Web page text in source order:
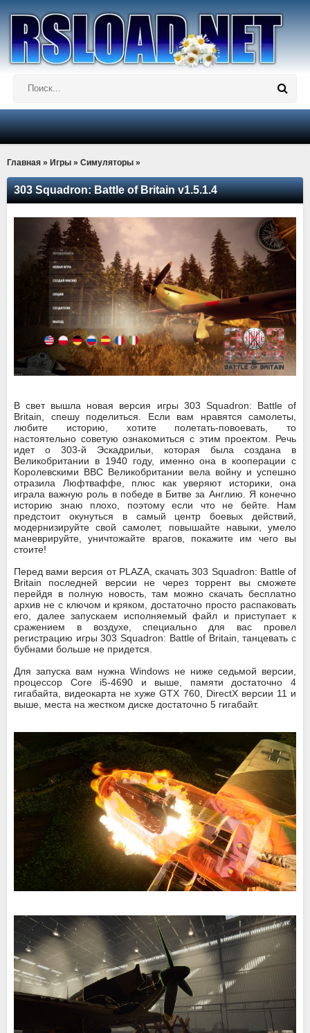
Главная » Игры » Симуляторы »
303 Squadron: Battle of Britain v1.5.1.4
В свет вышла новая версия игры 303 Squadron: Battle of
Britain, спешу поделиться. Если вам нравятся самолеты,
любите историю, хотите полетать-повоевать, то
настоятельно советую ознакомиться с этим проектом. Речь
идет о 303-й Эскадрильи, которая была создана в
Великобритании в 1940 году, именно она в кооперации с
Королевскими ВВС Великобритании вела войну и успешно
отразила Люфтваффе, плюс как уверяют историки, она
играла важную роль в победе в Битве за Англию. Я конечно
историю знаю плохо, поэтому если что не бейте. Нам
предстоит окунуться в самый центр боевых действий,
модернизируйте свой самолет, повышайте навыки, умело
маневрируйте, уничтожайте врагов, покажите им чего вы
стоите!
Перед вами версия от PLAZA, скачать 303 Squadron: Battle of
Britain последней версии не через торрент вы сможете
перейдя в полную новость, там можно скачать бесплатно
архив не с ключом и кряком, достаточно просто распаковать
его, далее запускаем исполняемый файл и приступает к
сражением в воздухе, специально для вас провел
регистрацию игры 303 Squadron: Battle of Britain, танцевать с
бубнами больше не придется.
Для запуска вам нужна Windows не ниже седьмой версии,
процессор Core i5-4690 и выше, памяти достаточно 4
гигабайта, видеокарта не хуже GTX 760, DirectX версии 11 и
выше, места на жестком диске достаточно 5 гигабайт.